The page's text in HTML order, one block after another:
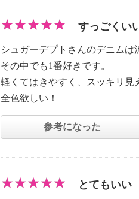
すっごくい
シュガーデプトさんのデニムは
その中でも1番好きです。
軽くてはきやすく、スッキリ見
全色欲しい！
参考になった
とてもいい